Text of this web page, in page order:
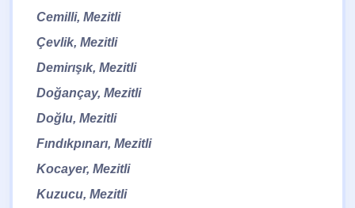
Cemilli, Mezitli
Çevlik, Mezitli
Demirışık, Mezitli
Doğançay, Mezitli
Doğlu, Mezitli
Fındıkpınarı, Mezitli
Kocayer, Mezitli
Kuzucu, Mezitli